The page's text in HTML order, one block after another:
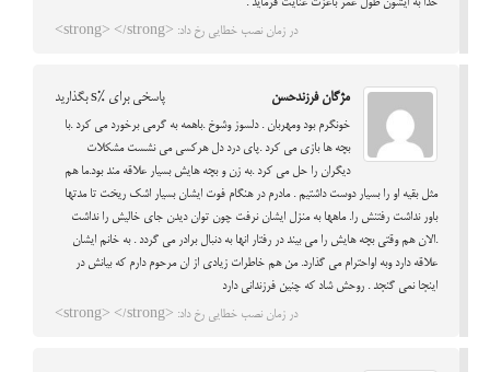
خدا به ایشون طول عمر باعزت عنایت فرماید .
در زمان نصب خطایی رخ داد: <strong> </strong>
مژگان فرزندحسن پاسخی برای %s بگذارید
خونگرم بود ومهربان . دلسوز وشوخ .باهمه به گرمی برخورد می کرد .با
بچه ها بازی می کرد .پای درد دل هرکسی می نشست مشکلات
دیگران را حل می کرد .به زن و بچه هایش بسیار علاقه مند بود.ما هم
مثل بقیه او را بسیار دوست داشتیم . مادرم در هنگام فوت ایشان بسیار اشک ریخت تا مدتها
باور نداشت رفتنش را. ماهها به منزل ایشان نرفت چون توان دیدن جای خالیش را نداشت
.الان هم وقتی بچه هایش را می بیند در رفتار انها به دنبال برادر می گردد . به خانم ایشان
علاقه دارد وبه اواحترام می گذارد. من هم خاطرات زیادی از ان مرحوم دارم که بیانش در
اینجا نمی گنجد . روحش شاد که چنین فرزندانی دارد
در زمان نصب خطایی رخ داد: <strong> </strong>